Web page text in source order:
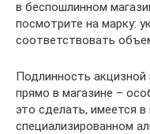
в беспошлинном
посмотрите на марку:
соответствовать
Подлинность
прямо в магазине –
это сделать, имеется
специализированном